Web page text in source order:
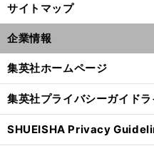
サイトマップ
企業情報
集英社ホームページ
集英社プライバシーガイドラ
SHUEISHA Privacy